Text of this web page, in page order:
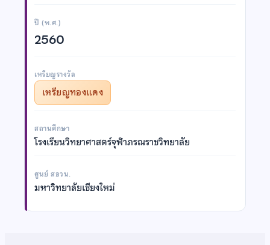
ปี (พ.ศ.)
2560
เหรียญรางวัล
เหรียญทองแดง
สถานศึกษา
โรงเรียนวิทยาศาสตร์จุฬาภรณราชวิทยาลัย
ศูนย์ สอวน.
มหาวิทยาลัยเชียงใหม่